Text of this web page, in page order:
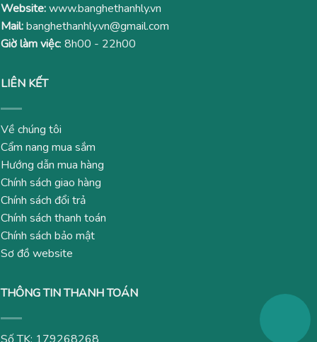
Website:www.banghethanhly.vn
Mail:banghethanhly.vn@gmail.com
Giờ làm việc: 8h00 - 22h00
LIÊN KẾT
Về chúng tôi
Cẩm nang mua sắm
Hướng dẫn mua hàng
Chính sách giao hàng
Chính sách đổi trả
Chính sách thanh toán
Chính sách bảo mật
Sơ đồ website
THÔNG TIN THANH TOÁN